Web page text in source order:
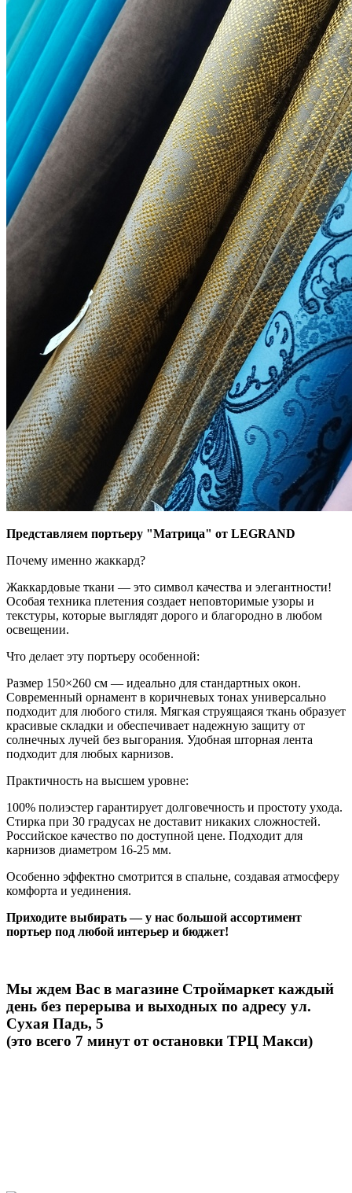
Представляем портьеру "Матрица" от LEGRAND
Почему именно жаккард?
Жаккардовые ткани — это символ качества и элегантности!
Особая техника плетения создает неповторимые узоры и
текстуры, которые выглядят дорого и благородно в любом
освещении.
Что делает эту портьеру особенной:
Размер 150×260 см — идеально для стандартных окон.
Современный орнамент в коричневых тонах универсально
подходит для любого стиля. Мягкая струящаяся ткань образует
красивые складки и обеспечивает надежную защиту от
солнечных лучей без выгорания. Удобная шторная лента
подходит для любых карнизов.
Практичность на высшем уровне:
100% полиэстер гарантирует долговечность и простоту ухода.
Стирка при 30 градусах не доставит никаких сложностей.
Российское качество по доступной цене. Подходит для
карнизов диаметром 16-25 мм.
Особенно эффектно смотрится в спальне, создавая атмосферу
комфорта и уединения.
Приходите выбирать — у нас большой ассортимент
портьер под любой интерьер и бюджет!
Мы ждем Вас в магазине Строймаркет каждый
день без перерыва и выходных по адресу ул.
Сухая Падь, 5
(это всего 7 минут от остановки ТРЦ Макси)